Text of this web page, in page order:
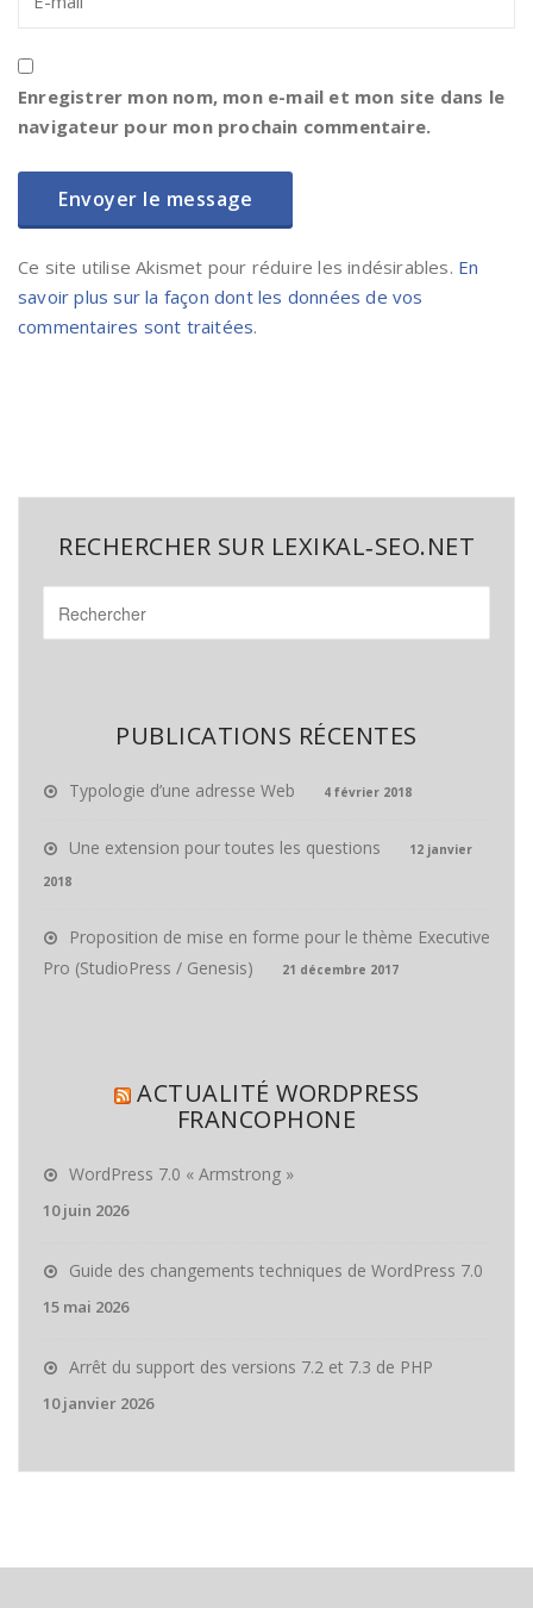
Enregistrer mon nom, mon e-mail et mon site dans le
navigateur pour mon prochain commentaire.
Ce site utilise Akismet pour réduire les indésirables. En
savoir plus sur la façon dont les données de vos
commentaires sont traitées.
RECHERCHER SUR LEXIKAL‑SEO.NET
PUBLICATIONS RÉCENTES
Typologie d’une adresse Web 4 février 2018
Une extension pour toutes les questions
12 janvier
2018
Proposition de mise en forme pour le thème Executive
Pro (StudioPress / Genesis)
21 décembre 2017
ACTUALITÉ WORDPRESS
FRANCOPHONE
WordPress 7.0 « Armstrong »
10 juin 2026
Guide des changements techniques de WordPress 7.0
15 mai 2026
Arrêt du support des versions 7.2 et 7.3 de PHP
10 janvier 2026